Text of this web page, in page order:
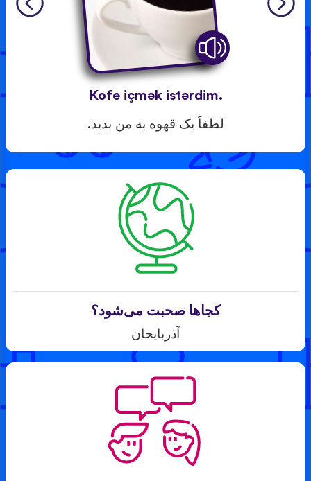
Kofe içmək istərdim.
لطفاَ یک قهوه به من بدید.
کجاها صحبت می‌شود؟
آذربایجان